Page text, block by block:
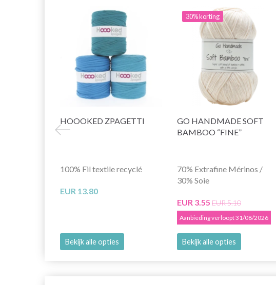
HOOOKED ZPAGETTI
100% Fil textile recyclé
EUR 13.80
Bekijk alle opties
30% korting
GO HANDMADE SOFT
BAMBOO “FINE”
70% Extrafine Mérinos /
30% Soie
EUR 3.55 EUR 5.10
Aanbieding verloopt 31/08/2026
Bekijk alle opties